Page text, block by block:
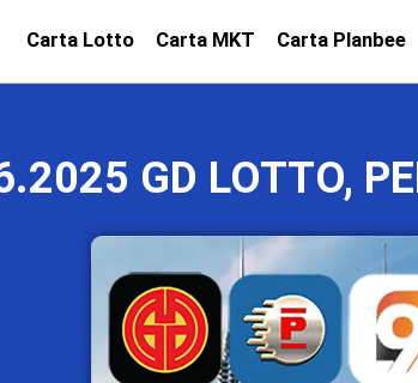
Carta Lotto Carta MKT Carta Planbee
GD LOTTO,